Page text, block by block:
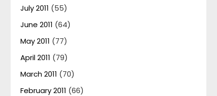
July 2011 (55)
June 2011 (64)
May 2011 (77)
April 2011 (79)
March 2011 (70)
February 2011 (66)